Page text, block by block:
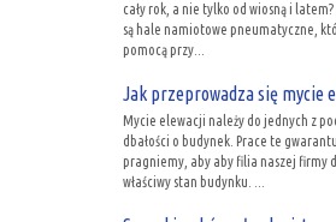
cały rok, a nie tylko od wiosną i
są hale namiotowe pneumatyczne,
pomocą przy...
Jak przeprowadza się mycie
Mycie elewacji należy do jednych z
dbałości o budynek. Prace te
pragniemy, aby aby filia naszej firmy
właściwy stan budynku. ...